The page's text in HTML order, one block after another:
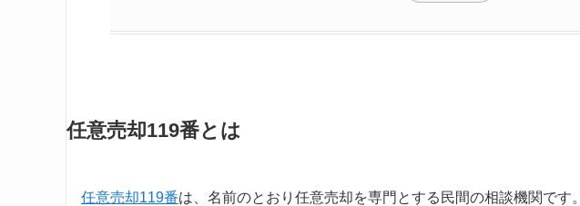
任意売却119番とは
任意売却119番は、名前のとおり任意売却を専門とする民間の相談機関です。